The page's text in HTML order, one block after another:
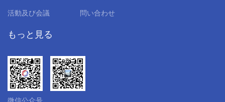
活動及び会議 問い合わせ
もっと見る